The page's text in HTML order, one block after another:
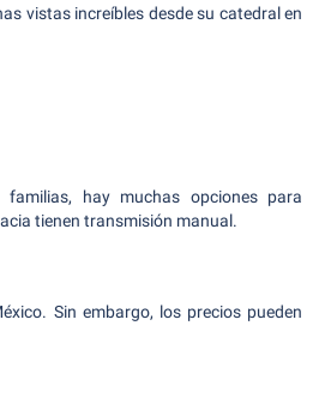
vistas increíbles desde su catedral en
familias, hay muchas opciones para
tienen transmisión manual.
Sin embargo, los precios pueden